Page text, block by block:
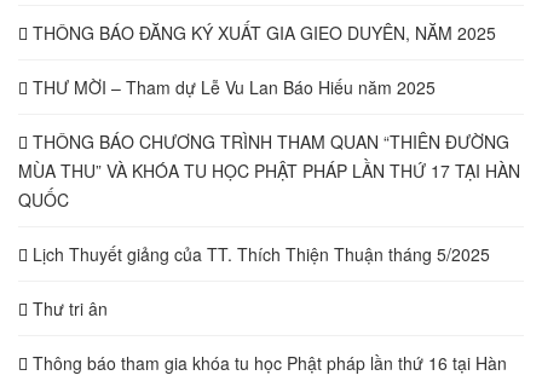
THÔNG BÁO ĐĂNG KÝ XUẤT GIA GIEO DUYÊN, NĂM 2025
THƯ MỜI – Tham dự Lễ Vu Lan Báo Hiếu năm 2025
THÔNG BÁO CHƯƠNG TRÌNH THAM QUAN “THIÊN ĐƯỜNG
MÙA THU” VÀ KHÓA TU HỌC PHẬT PHÁP LẦN THỨ 17 TẠI HÀN
QUỐC
Lịch Thuyết giảng của TT. Thích Thiện Thuận tháng 5/2025
Thư tri ân
Thông báo tham gia khóa tu học Phật pháp lần thứ 16 tại Hàn